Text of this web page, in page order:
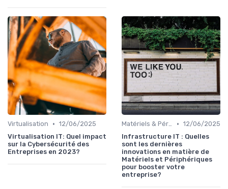
Virtualisation • 12/06/2025
Virtualisation IT: Quel impact
sur la Cybersécurité des
Entreprises en 2023?
Matériels & Périphériques • 12/06/2025
Infrastructure IT : Quelles
sont les dernières
innovations en matière de
Matériels et Périphériques
pour booster votre
entreprise?